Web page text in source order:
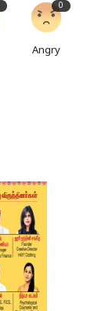
0
Angry